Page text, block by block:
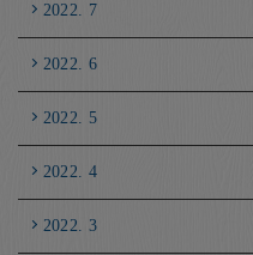
2022. 7
2022. 6
2022. 5
2022. 4
2022. 3